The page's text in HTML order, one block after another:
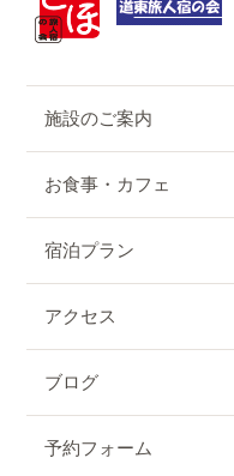
施設のご案内
お食事・カフェ
宿泊プラン
アクセス
ブログ
予約フォーム